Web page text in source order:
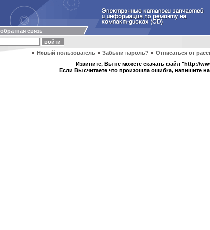
обратная связь
Новый пользователь Забыли пароль? Отписаться от
Извините, Вы не можете скачать файл "http://
Если Вы считаете что произошла ошибка, напишите